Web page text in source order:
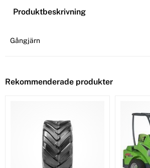
Produktbeskrivning
Gångjärn
Rekommenderade produkter